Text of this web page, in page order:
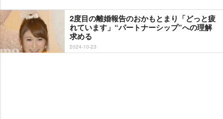
2度目の離婚報告のおかもとまり「どっと疲
れています」“パートナーシップ”への理解
求める
2024-10-23